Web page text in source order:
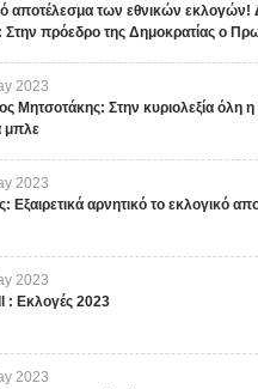
αποτέλεσμα των εθνικών εκλογών!
Στην πρόεδρο της Δημοκρατίας ο
2023
Μητσοτάκης: Στην κυριολεξία όλη η
μπλε
2023
Εξαιρετικά αρνητικό το εκλογικό
2023
: Εκλογές 2023
2023